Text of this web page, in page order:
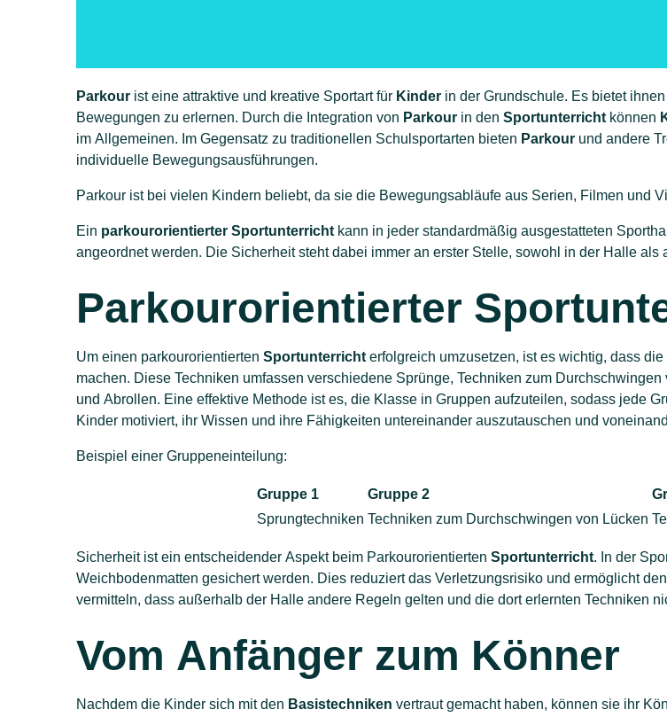
Parkour ist eine attraktive und kreative Sportart für Kinder in der Grundschule. Es bietet
Bewegungen zu erlernen. Durch die Integration von Parkour in den Sportunterricht können
im Allgemeinen. Im Gegensatz zu traditionellen Schulsportarten bieten Parkour und andere
individuelle Bewegungsausführungen.
Parkour ist bei vielen Kindern beliebt, da sie die Bewegungsabläufe aus Serien, Filmen und
Ein parkourorientierter Sportunterricht kann in jeder standardmäßig ausgestatteten
angeordnet werden. Die Sicherheit steht dabei immer an erster Stelle, sowohl in der Halle als
Parkourorientierter
Um einen parkourorientierten Sportunterricht erfolgreich umzusetzen, ist es wichtig, dass die
machen. Diese Techniken umfassen verschiedene Sprünge, Techniken zum
und Abrollen. Eine effektive Methode ist es, die Klasse in Gruppen aufzuteilen, sodass jede
Kinder motiviert, ihr Wissen und ihre Fähigkeiten untereinander auszutauschen und
Beispiel einer Gruppeneinteilung:
Gruppe 1 Gruppe 2
Sprungtechniken Techniken zum Durchschwingen von Lücken
Sicherheit ist ein entscheidender Aspekt beim Parkourorientierten Sportunterricht. In der
Weichbodenmatten gesichert werden. Dies reduziert das Verletzungsrisiko und ermöglicht
vermitteln, dass außerhalb der Halle andere Regeln gelten und die dort erlernten Techniken
Vom Anfänger zum Könner
Nachdem die Kinder sich mit den Basistechniken vertraut gemacht haben, können sie ihr